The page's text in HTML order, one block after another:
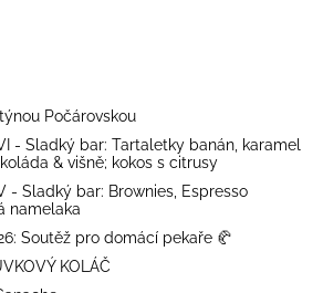
Počárovskou
- Sladký bar: Tartaletky banán, karamel
& višně; kokos s citrusy
- Sladký bar: Brownies, Espresso
namelaka
Soutěž pro domácí pekaře 🥐
KOLÁČ